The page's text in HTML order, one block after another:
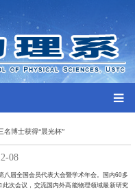
名博士获得“晨光杯”
08
届全国会员代表大会暨学术年会。国内60多
次会议，交流国内外高能物理领域最新研究